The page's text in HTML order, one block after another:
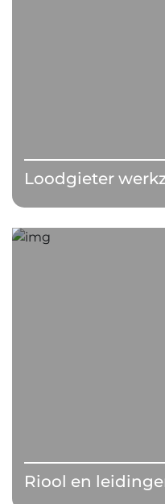
Loodgieter
Riool en